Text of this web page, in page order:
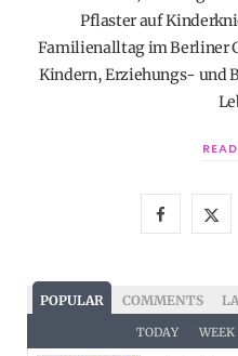
Pflaster auf
Familienalltag im Berliner
Kindern, Erziehungs- und
c
e
T
w
POPULAR COMMENTS
TODAY WEEK